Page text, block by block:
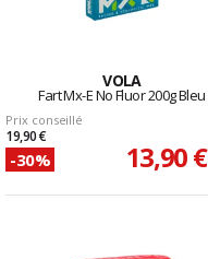
VOLA
Fart Mx-E No Fluor 200g Bleu
Prix conseillé
19,90 €
-30% 13,90 €